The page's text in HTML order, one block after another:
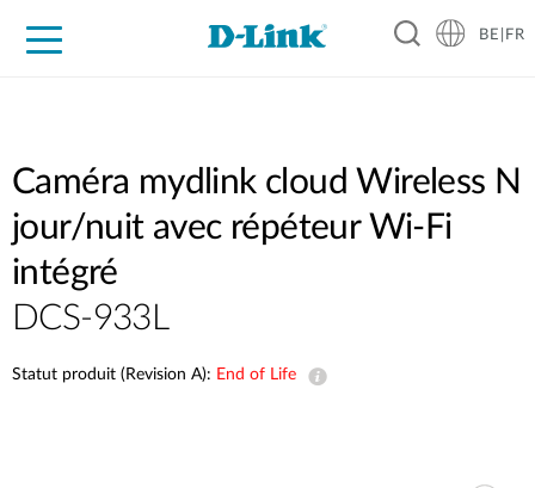
BE|FR
Caméra mydlink cloud Wireless N
jour/nuit avec répéteur Wi-Fi
intégré
DCS-933L
Statut produit (Revision A): End of Life